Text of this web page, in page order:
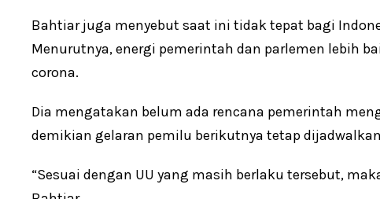
Bahtiar juga menyebut saat ini tidak tepat bagi
Menurutnya, energi pemerintah dan parlemen lebih
corona.
Dia mengatakan belum ada rencana pemerintah
demikian gelaran pemilu berikutnya tetap
“Sesuai dengan UU yang masih berlaku tersebut,